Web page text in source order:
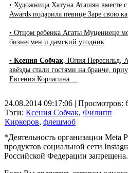
• Художница Хатуна Аташян вместе
Awards подарила певице Заре свою
• Отцом ребенка Агаты Муцениеце
бизнесмен и дамский угодник
• Ксения Собчак , Юлия Пересильд,
звёзды стали гостями на бранче,
Евгения Корчагина ...
24.08.2014 09:17:06 | Просмотров:
Тэги: Ксения Собчак, Филипп
Киркоров, флешмоб
*Деятельность организации Meta
продуктов социальной сети
Российской Федерации запрещена.